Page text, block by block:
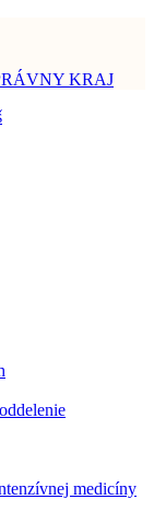
KRAJ
medicíny